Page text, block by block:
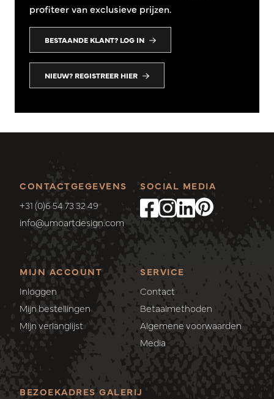
profiteer van exclusieve prijzen.
BESTAANDE KLANT? LOG IN
NIEUW? REGISTREER HIER
CONTACTGEGEVENS
+31 (0)6 54 73 32 49
info@umoartdesign.com
MIJN ACCOUNT
Inloggen
Mijn bestellingen
Mijn verlanglijst
SERVICE
Contact
Betaalmethoden
Algemene voorwaarden
Media
SOCIAL MEDIA
BEZOEKADRES GALERIJ